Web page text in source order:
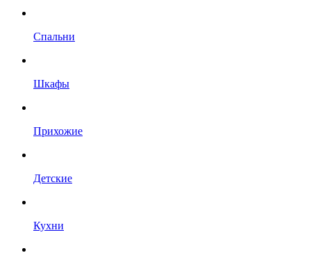
Спальни
Шкафы
Прихожие
Детские
Кухни